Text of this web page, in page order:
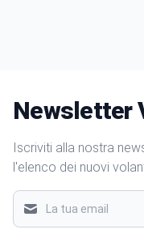
Newsletter
Iscriviti alla nostra
l'elenco dei nuovi